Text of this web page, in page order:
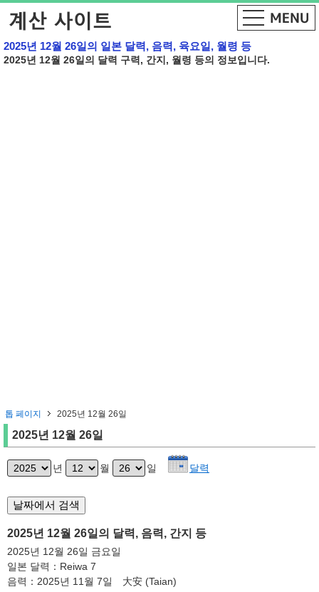
2025년 12월 26일의 일본 달력, 음력, 육요일, 월령 등
2025년 12월 26일의 달력 구력, 간지, 월령 등의 정보입니다.
톱 페이지 2025년 12월 26일
2025년 12월 26일
년 월 일 달력
2025년 12월 26일의 달력, 음력, 간지 등
2025년 12월 26일 금요일
일본 달력：Reiwa 7
음력：2025년 11월 7일 大安 (Taian)